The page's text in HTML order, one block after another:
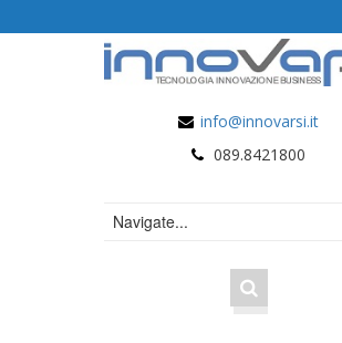
info@innovarsi.it
089.8421800